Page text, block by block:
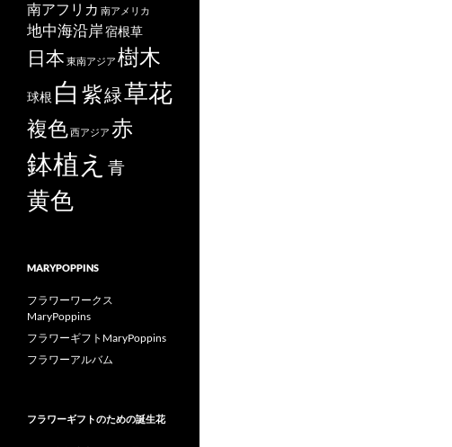
南アフリカ 南アメリカ
地中海沿岸宿根草
日本 東南アジア 樹木
球根 白 紫緑草花
複色西アジア 赤
鉢植え 青
黄色
MARYPOPPINS
フラワーワークス
MaryPoppins
フラワーギフトMaryPoppins
フラワーアルバム
フラワーギフトのための誕生花